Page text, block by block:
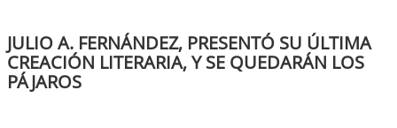
JULIO A. FERNÁNDEZ, PRESENTÓ SU ÚLTIMA
CREACIÓN LITERARIA, Y SE QUEDARÁN LOS
PÁJAROS